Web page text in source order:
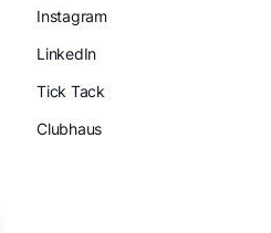
Instagram
LinkedIn
Tick Tack
Clubhaus